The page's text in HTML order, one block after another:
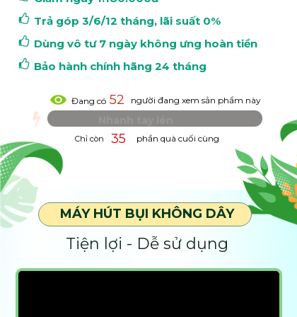
Trả góp 3/6/12 tháng, lãi suất 0%
Dùng vô tư 7 ngày không ưng hoàn tiền
Bảo hành chính hãng 24 tháng
phần quà cuối cùng
Chỉ còn 35
người đang xem sản phẩm này
Đang có 52
Tiện lợi - Dễ sử dụng
MÁY HÚT BỤI KHÔNG DÂY